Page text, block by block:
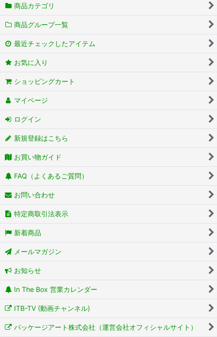
商品カテゴリ
商品グループ一覧
最近チェックしたアイテム
お気に入り
ショッピングカート
マイページ
ログイン
新規登録はこちら
お買い物ガイド
FAQ（よくあるご質問）
お問い合わせ
特定商取引法表示
新着商品
メールマガジン
お知らせ
In The Box 営業カレンダー
ITB-TV (動画チャンネル)
パッケージアート株式会社（運営会社オフィシャルサイト）